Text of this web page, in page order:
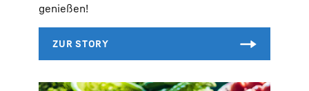
genießen!